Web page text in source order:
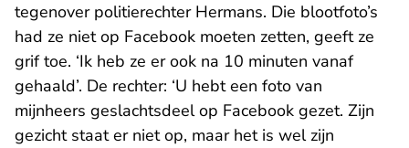
tegenover politierechter Hermans. Die blootfoto’s
had ze niet op Facebook moeten zetten, geeft ze
grif toe. ‘Ik heb ze er ook na 10 minuten vanaf
gehaald’. De rechter: ‘U hebt een foto van
mijnheers geslachtsdeel op Facebook gezet. Zijn
gezicht staat er niet op, maar het is wel zijn